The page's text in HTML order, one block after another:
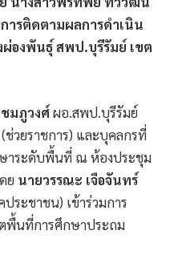
ารติดตามผลการดำเนิน
องพันธุ์ สพป.บุรีรัมย์ เขต
มภูวงศ์ผอ.สพป.บุรีรัมย์
ช่วยราชการ) และบุคลกรที่
ษาระดับพื้นที่ ณ ห้องประชุม
ย นายวรรณะ เจือจันทร์
ะชาชน) เข้าร่วมการ
พื้นที่การศึกษาประถม